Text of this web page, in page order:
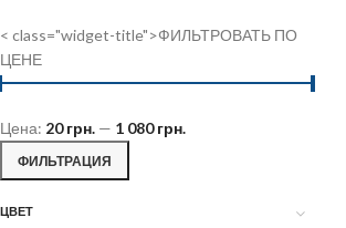
< class="widget-title">ФИЛЬТРОВАТЬ ПО
ЦЕНЕ
ФИЛЬТРАЦИЯ
Цена: 20 грн. — 1 080 грн.
ЦВЕТ